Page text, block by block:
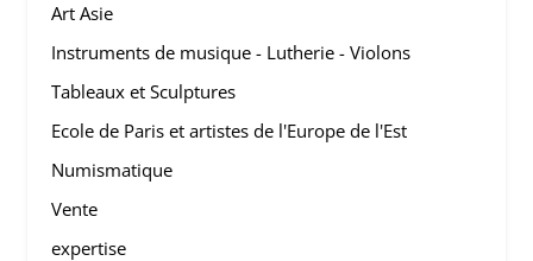
Art Asie
Instruments de musique - Lutherie - Violons
Tableaux et Sculptures
Ecole de Paris et artistes de l'Europe de l'Est
Numismatique
Vente
expertise